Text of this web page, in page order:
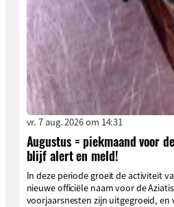
vr. 7 aug. 2026 om 14:31
Augustus = piekmaand voor
blijf alert en meld!
In deze periode groeit de activiteit
nieuwe officiële naam voor de
voorjaarsnesten zijn uitgegroeid, en